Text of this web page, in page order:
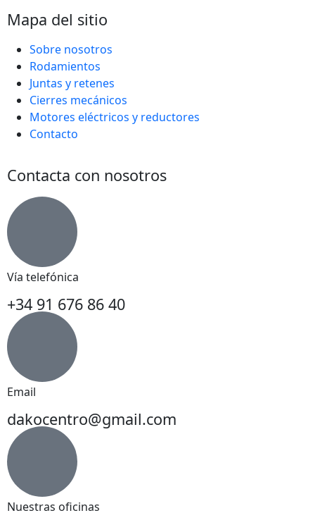
Mapa del sitio
Sobre nosotros
Rodamientos
Juntas y retenes
Cierres mecánicos
Motores eléctricos y reductores
Contacto
Contacta con nosotros
Vía telefónica
+34 91 676 86 40
Email
dakocentro@gmail.com
Nuestras oficinas
aumentas la
posibilidad de
ver contenido y
ofertas
personalizados.
Así verás lo que
realmente te
interesa.